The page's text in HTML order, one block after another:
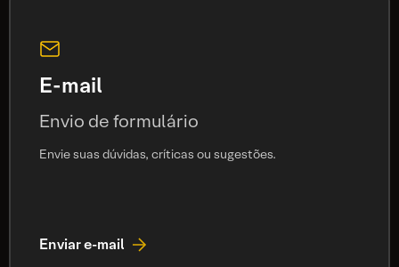
E-mail
Envio de formulário
Envie suas dúvidas, críticas ou sugestões.
Enviar e-mail